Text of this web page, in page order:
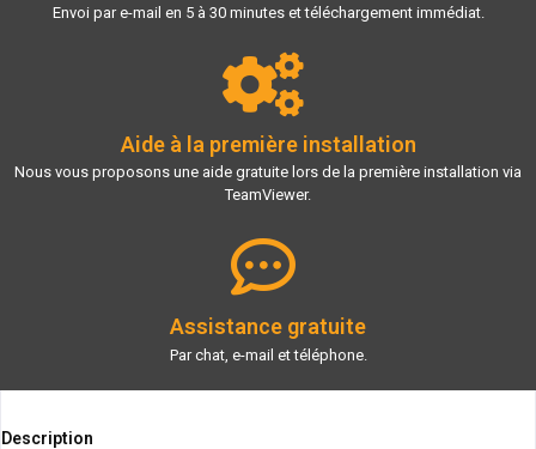
Envoi par e-mail en 5 à 30 minutes et téléchargement immédiat.
Aide à la première installation
Nous vous proposons une aide gratuite lors de la première installation via
TeamViewer.
Assistance gratuite
Par chat, e-mail et téléphone.
Description